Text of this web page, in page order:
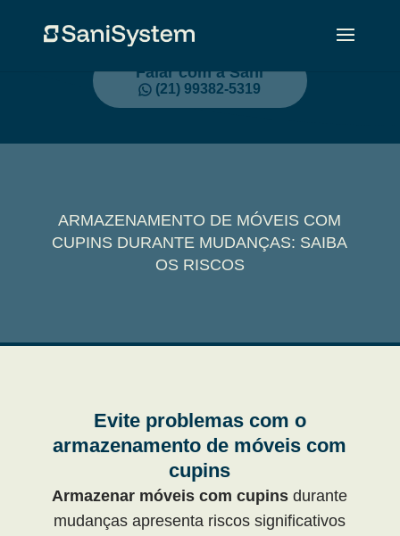
Falar com a Sani
(21) 99382-5319
ARMAZENAMENTO DE MÓVEIS COM
CUPINS DURANTE MUDANÇAS: SAIBA
OS RISCOS
Evite problemas com o
armazenamento de móveis com
cupins
Armazenar móveis com cupins durante
mudanças apresenta riscos significativos